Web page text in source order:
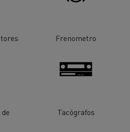
Frenometro
Tacógrafos